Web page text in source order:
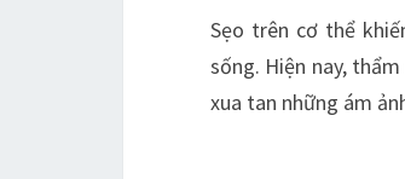
Sẹo trên cơ thể
sống. Hiện nay,
xua tan những ám